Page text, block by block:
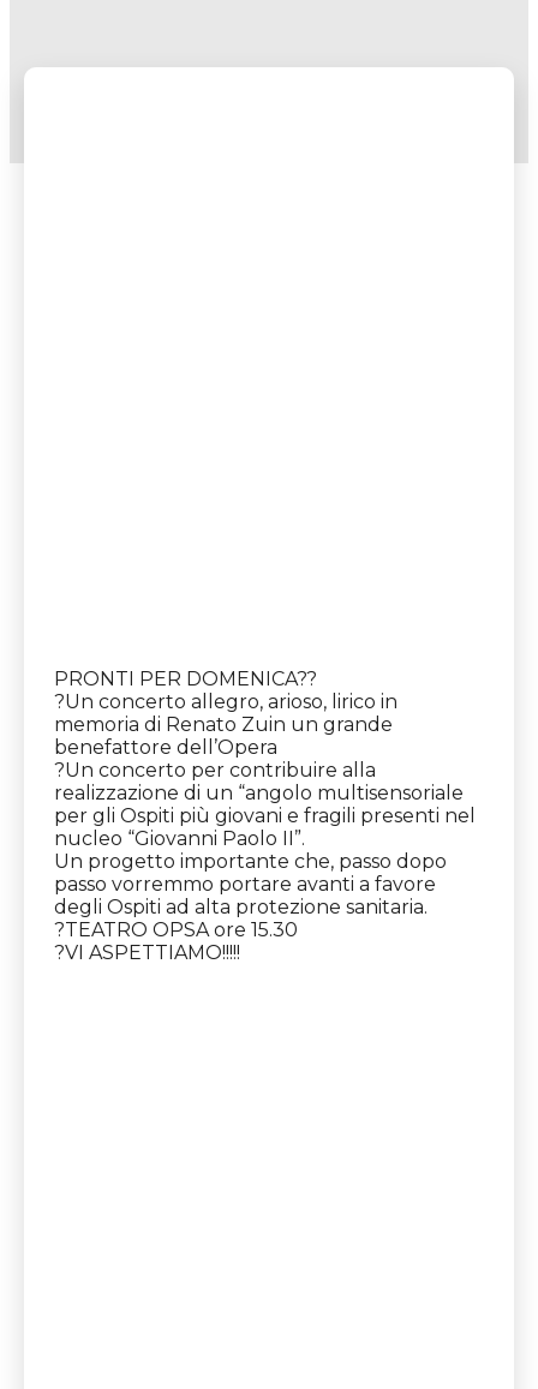
PRONTI PER DOMENICA??
?Un concerto allegro, arioso, lirico in
memoria di Renato Zuin un grande
benefattore dell’Opera
?Un concerto per contribuire alla
realizzazione di un “angolo multisensoriale
per gli Ospiti più giovani e fragili presenti nel
nucleo “Giovanni Paolo II”.
Un progetto importante che, passo dopo
passo vorremmo portare avanti a favore
degli Ospiti ad alta protezione sanitaria.
?TEATRO OPSA ore 15.30
?VI ASPETTIAMO!!!!!